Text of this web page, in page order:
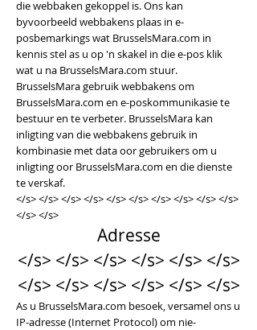
die webbaken gekoppel is. Ons kan
byvoorbeeld webbakens plaas in e-
posbemarkings wat BrusselsMara.com in
kennis stel as u op 'n skakel in die e-pos klik
wat u na BrusselsMara.com stuur.
BrusselsMara gebruik webbakens om
BrusselsMara.com en e-poskommunikasie te
bestuur en te verbeter. BrusselsMara kan
inligting van die webbakens gebruik in
kombinasie met data oor gebruikers om u
inligting oor BrusselsMara.com en die dienste
te verskaf.
</s> </s> </s> </s> </s> </s> </s> </s> </s> </s>
</s> </s>
Adresse
</s> </s> </s> </s> </s> </s>
</s> </s> </s> </s> </s> </s>
As u BrusselsMara.com besoek, versamel ons u
IP-adresse (Internet Protocol) om nie-